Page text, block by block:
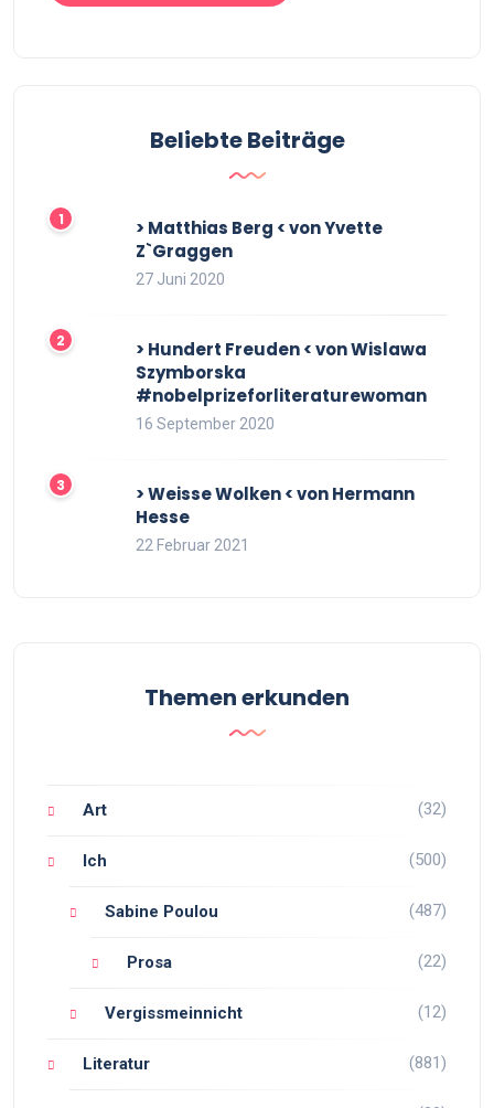
Beliebte Beiträge
> Matthias Berg < von Yvette
Z`Graggen
27 Juni 2020
> Hundert Freuden < von Wislawa
Szymborska
#nobelprizeforliteraturewoman
16 September 2020
> Weisse Wolken < von Hermann
Hesse
22 Februar 2021
Themen erkunden
Art (32)
Ich (500)
Sabine Poulou (487)
Prosa (22)
Vergissmeinnicht (12)
Literatur (881)